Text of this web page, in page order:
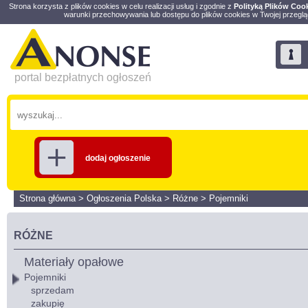
Strona korzysta z plików cookies w celu realizacji usług i zgodnie z Polityką Plików
warunki przechowywania lub dostępu do plików cookies w Twojej
portal bezpłatnych ogłoszeń
dodaj ogłoszenie
Strona główna> Ogłoszenia Polska> Różne > Pojemniki
RÓŻNE
Materiały opałowe
Pojemniki
sprzedam
zakupię